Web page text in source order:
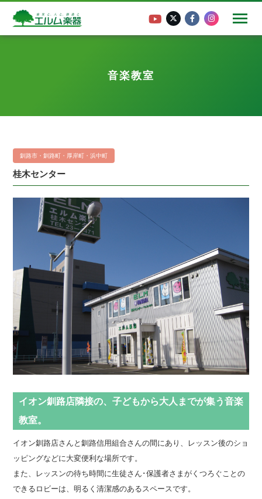
音楽教室
釧路市・釧路町・厚岸町・浜中町
桂木センター
イオン釧路店隣接の、子どもから大人までが集う音楽
教室。
イオン釧路店さんと釧路信用組合さんの間にあり、レッスン後のショ
ッピングなどに大変便利な場所です。
また、レッスンの待ち時間に生徒さん･保護者さまがくつろぐことの
できるロビーは、明るく清潔感のあるスペースです。